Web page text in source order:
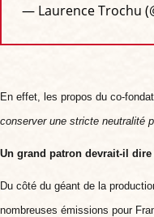
— Laurence Trochu
En effet, les propos du co-
conserver une stricte neutralité
Un grand patron devrait-il dire
Du côté du géant de la
nombreuses émissions pour